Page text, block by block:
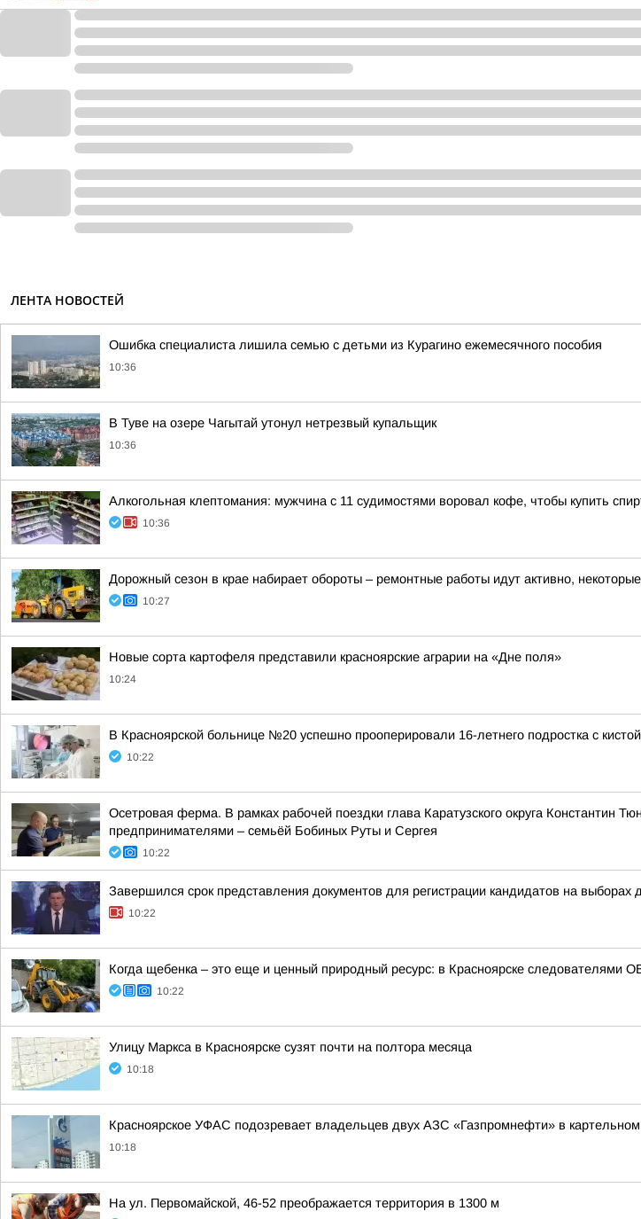
ЛЕНТА НОВОСТЕЙ
Ошибка специалиста лишила семью с детьми из Курагино ежемесячного пособия
10:36
В Туве на озере Чагытай утонул нетрезвый купальщик
10:36
Алкогольная клептомания: мужчина с 11 судимостями воровал кофе, чтобы купить
10:36
Дорожный сезон в крае набирает обороты – ремонтные работы идут активно,
10:27
Новые сорта картофеля представили красноярские аграрии на «Дне поля»
10:24
В Красноярской больнице №20 успешно прооперировали 16-летнего подростка с
10:22
Осетровая ферма. В рамках рабочей поездки глава Каратузского округа
предпринимателями – семьёй Бобиных Руты и Сергея
10:22
Завершился срок представления документов для регистрации кандидатов на выборах
10:22
Когда щебенка – это еще и ценный природный ресурс: в Красноярске следователями
10:22
Улицу Маркса в Красноярске сузят почти на полтора месяца
10:18
Красноярское УФАС подозревает владельцев двух АЗС «Газпромнефти» в картельном
10:18
На ул. Первомайской, 46-52 преображается территория в 1300 м